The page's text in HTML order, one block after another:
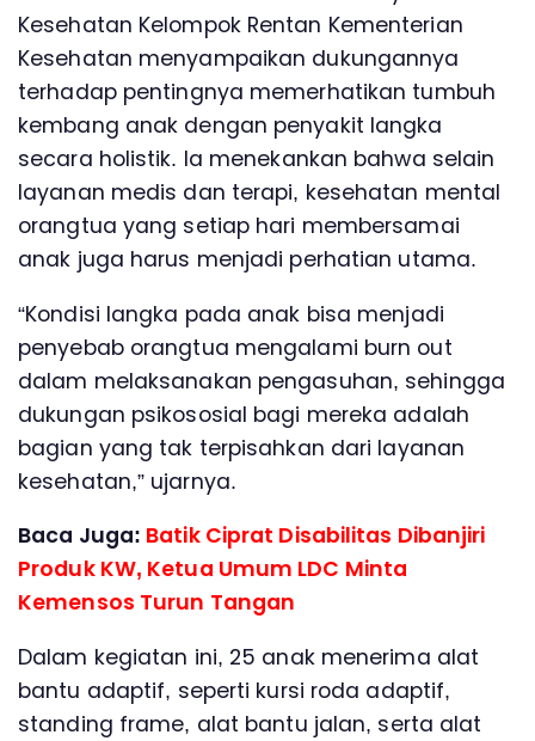
Kesehatan Kelompok Rentan Kementerian
Kesehatan menyampaikan dukungannya
terhadap pentingnya memerhatikan tumbuh
kembang anak dengan penyakit langka
secara holistik. Ia menekankan bahwa selain
layanan medis dan terapi, kesehatan mental
orangtua yang setiap hari membersamai
anak juga harus menjadi perhatian utama.
“Kondisi langka pada anak bisa menjadi
penyebab orangtua mengalami burn out
dalam melaksanakan pengasuhan, sehingga
dukungan psikososial bagi mereka adalah
bagian yang tak terpisahkan dari layanan
kesehatan,” ujarnya.
Baca Juga: Batik Ciprat Disabilitas Dibanjiri
Produk KW, Ketua Umum LDC Minta
Kemensos Turun Tangan
Dalam kegiatan ini, 25 anak menerima alat
bantu adaptif, seperti kursi roda adaptif,
standing frame, alat bantu jalan, serta alat